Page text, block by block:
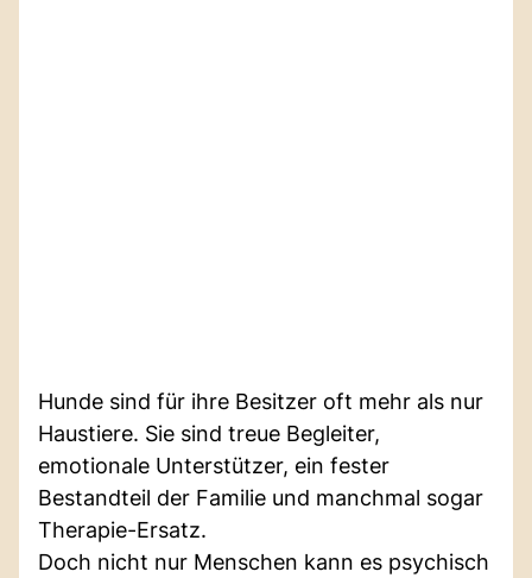
Hunde sind für ihre Besitzer oft mehr als nur
Haustiere. Sie sind treue Begleiter,
emotionale Unterstützer, ein fester
Bestandteil der Familie und manchmal sogar
Therapie-Ersatz.
Doch nicht nur Menschen kann es psychisch